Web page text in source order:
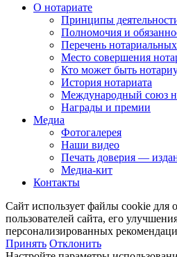
О нотариате
Принципы
Полномочия и
Перечень
Место совершения
Кто может быть
История нотариата
Международный союз
Награды и премии
Медиа
Фотогалерея
Наши видео
Печать доверия —
Медиа-кит
Контакты
Сайт использует файлы cookie для
пользователей сайта, его
персонализированных
Принять Отклонить